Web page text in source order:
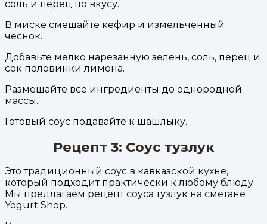
соль и перец по вкусу.
В миске смешайте кефир и измельченный
чеснок.
Добавьте мелко нарезанную зелень, соль, перец и
сок половинки лимона.
Размешайте все ингредиенты до однородной
массы.
Готовый соус подавайте к шашлыку.
Рецепт 3: Соус тузлук
Это традиционный соус в кавказской кухне,
который подходит практически к любому блюду.
Мы предлагаем рецепт соуса тузлук на сметане
Yogurt Shop.